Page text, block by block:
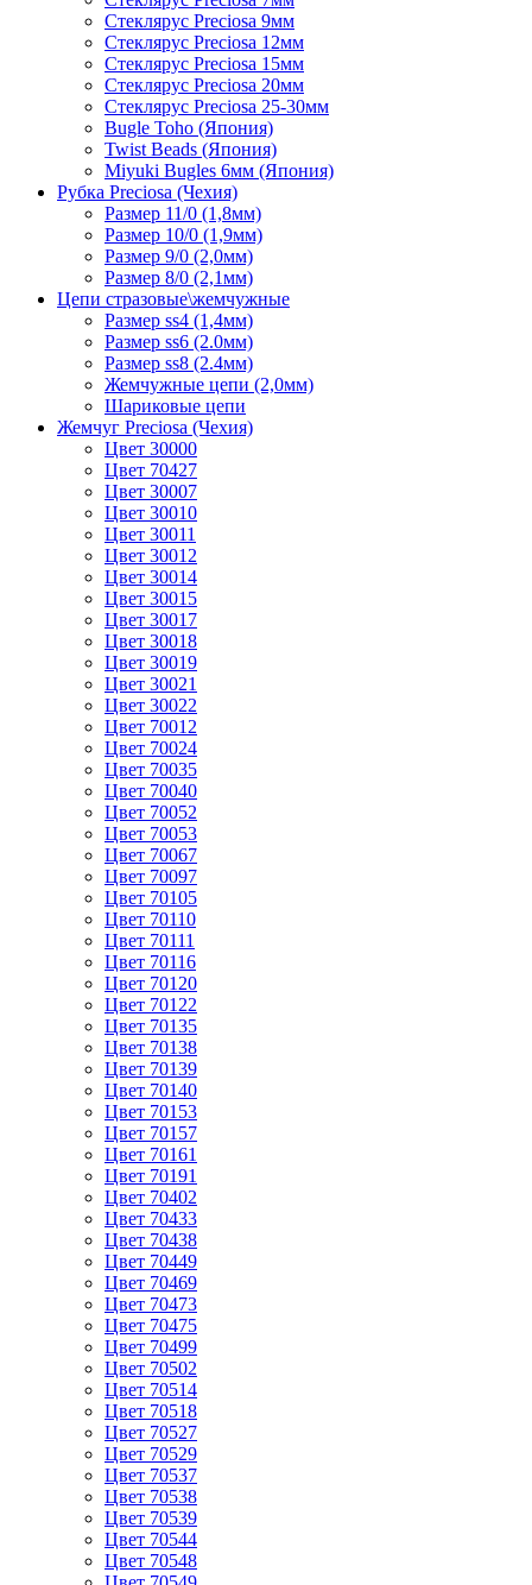
Стеклярус Preciosa 9мм
Стеклярус Preciosa 12мм
Стеклярус Preciosa 15мм
Стеклярус Preciosa 20мм
Стеклярус Preciosa 25-30мм
Bugle Toho (Япония)
Twist Beads (Япония)
Miyuki Bugles 6мм (Япония)
Рубка Preciosa (Чехия)
Размер 11/0 (1,8мм)
Размер 10/0 (1,9мм)
Размер 9/0 (2,0мм)
Размер 8/0 (2,1мм)
Цепи стразовые\жемчужные
Размер ss4 (1,4мм)
Размер ss6 (2.0мм)
Размер ss8 (2.4мм)
Жемчужные цепи (2,0мм)
Шариковые цепи
Жемчуг Preciosa (Чехия)
Цвет 30000
Цвет 70427
Цвет 30007
Цвет 30010
Цвет 30011
Цвет 30012
Цвет 30014
Цвет 30015
Цвет 30017
Цвет 30018
Цвет 30019
Цвет 30021
Цвет 30022
Цвет 70012
Цвет 70024
Цвет 70035
Цвет 70040
Цвет 70052
Цвет 70053
Цвет 70067
Цвет 70097
Цвет 70105
Цвет 70110
Цвет 70111
Цвет 70116
Цвет 70120
Цвет 70122
Цвет 70135
Цвет 70138
Цвет 70139
Цвет 70140
Цвет 70153
Цвет 70157
Цвет 70161
Цвет 70191
Цвет 70402
Цвет 70433
Цвет 70438
Цвет 70449
Цвет 70469
Цвет 70473
Цвет 70475
Цвет 70499
Цвет 70502
Цвет 70514
Цвет 70518
Цвет 70527
Цвет 70529
Цвет 70537
Цвет 70538
Цвет 70539
Цвет 70544
Цвет 70548